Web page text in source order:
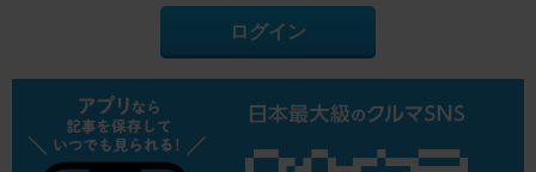
ログイン